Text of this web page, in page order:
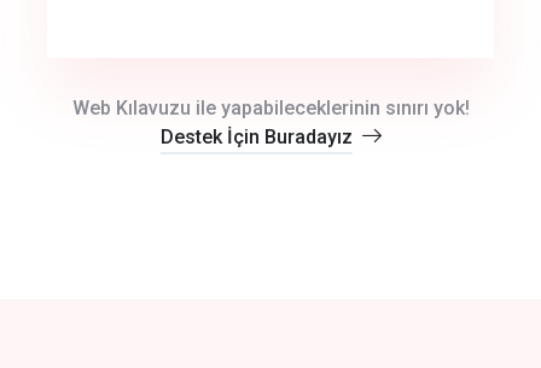
Web Kılavuzu ile yapabileceklerinin sınırı yok!
Destek İçin Buradayız